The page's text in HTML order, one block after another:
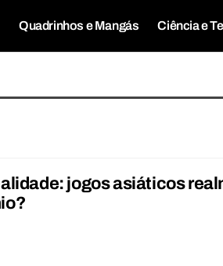
Quadrinhos e Mangás Ciência e
jogos asiáticos